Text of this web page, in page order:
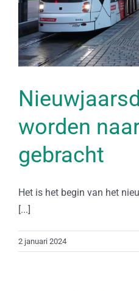
worden
gebracht
Het is het begin van het
[...]
2 januari 2024